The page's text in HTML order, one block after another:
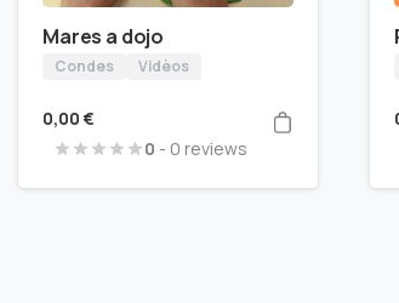
Mares a dojo
Condes Vidèos
0,00 €
0 - 0 reviews